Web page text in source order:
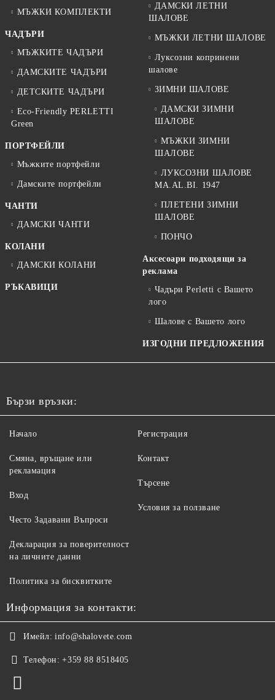
МЪЖКИ КОМПЛЕКТИ
ЧАДЪРИ
МЪЖКИТЕ ЧАДЪРИ
ДАМСКИТЕ ЧАДЪРИ
ДЕТСКИТЕ ЧАДЪРИ
Eco-Friendly PERLETTI
Green
ПОРТФЕЙЛИ
Мъжките портфейли
Дамските портфейли
ЧАНТИ
ДАМСКИ ЧАНТИ
КОЛАНИ
ДАМСКИ КОЛАНИ
РЪКАВИЦИ
ДАМСКИ ЛЕТНИ
ШАЛОВЕ
МЪЖКИ ЛЕТНИ ШАЛОВЕ
Луксозни копринени
шалове
ЗИМНИ ШАЛОВЕ
ДАМСКИ ЗИМНИ
ШАЛОВЕ
МЪЖКИ ЗИМНИ
ШАЛОВЕ
ЛУКСОЗНИ ШАЛОВЕ
MA.AL.BI. 1947
ПЛЕТЕНИ ЗИМНИ
ШАЛОВЕ
ПОНЧО
Аксесоари подходящи за
реклама
Чадъри Perletti с Вашето
лого
Шалове с Вашето лого
ИЗГОДНИ ПРЕДЛОЖЕНИЯ
Бързи връзки:
Начало
Смяна, връщане или
рекламация
Вход
Често Задавани Въпроси
Регистрация
Контакт
Търсене
Условия за ползване
Декларация за поверителност
на личните данни
Политика за бисквитките
Информация за контакти:
Имейл: info@shalovete.com
Телефон: +359 88 8518405